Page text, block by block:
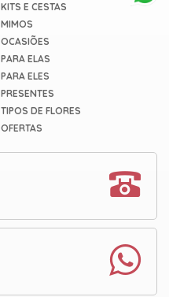
KITS E CESTAS
MIMOS
OCASIÕES
PARA ELAS
PARA ELES
PRESENTES
TIPOS DE FLORES
OFERTAS